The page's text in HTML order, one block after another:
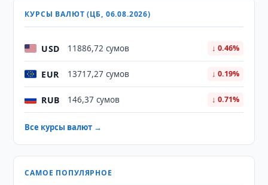
КУРСЫ ВАЛЮТ (ЦБ, 06.08.2026)
USD 11886,72 сумов ↓ 0.46%
EUR 13717,27 сумов ↓ 0.19%
RUB 146,37 сумов ↓ 0.71%
Все курсы валют →
САМОЕ ПОПУЛЯРНОЕ